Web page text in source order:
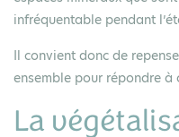
infréquentable pendant
Il convient donc de
ensemble pour répondre à
La